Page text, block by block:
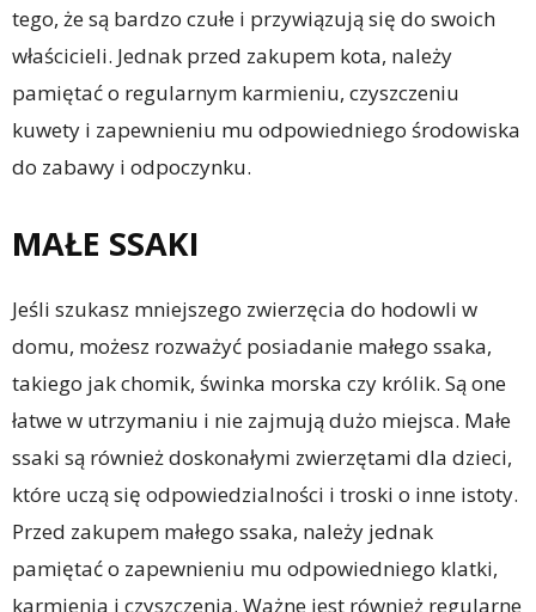
tego, że są bardzo czułe i przywiązują się do swoich
właścicieli. Jednak przed zakupem kota, należy
pamiętać o regularnym karmieniu, czyszczeniu
kuwety i zapewnieniu mu odpowiedniego środowiska
do zabawy i odpoczynku.
MAŁE SSAKI
Jeśli szukasz mniejszego zwierzęcia do hodowli w
domu, możesz rozważyć posiadanie małego ssaka,
takiego jak chomik, świnka morska czy królik. Są one
łatwe w utrzymaniu i nie zajmują dużo miejsca. Małe
ssaki są również doskonałymi zwierzętami dla dzieci,
które uczą się odpowiedzialności i troski o inne istoty.
Przed zakupem małego ssaka, należy jednak
pamiętać o zapewnieniu mu odpowiedniego klatki,
karmienia i czyszczenia. Ważne jest również regularne